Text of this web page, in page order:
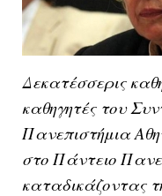
Δεκατέσσερις
καθηγητές του
Πανεπιστήμια
στο Πάντειο
καταδικάζοντας